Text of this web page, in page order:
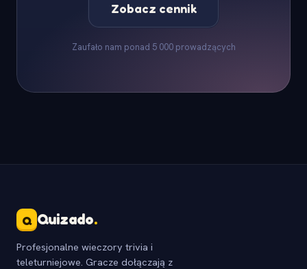
Zobacz cennik
Zaufało nam ponad 5 000 prowadzących
Q Quizado.
Profesjonalne wieczory trivia i
teleturniejowe. Gracze dołączają z